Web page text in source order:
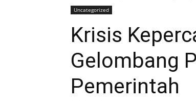
Uncategorized
Krisis
Gelombang
Pemerintah